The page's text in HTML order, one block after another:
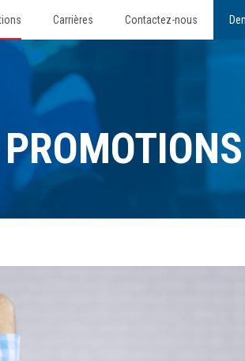
Carrières Contactez-nous